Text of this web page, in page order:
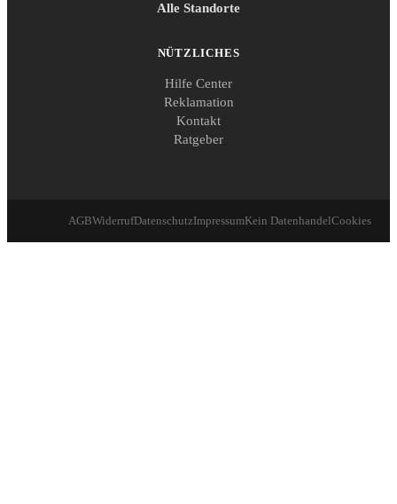
Alle Standorte
NÜTZLICHES
Hilfe Center
Reklamation
Kontakt
Ratgeber
AGBWiderrufDatenschutzImpressumKein DatenhandelCookies